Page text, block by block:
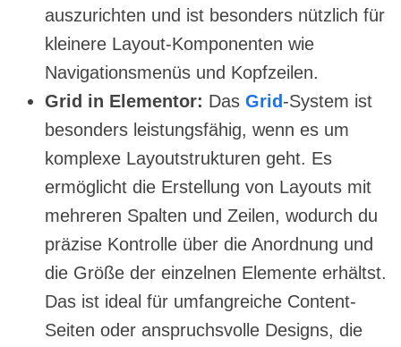
auszurichten und ist besonders nützlich für
kleinere Layout-Komponenten wie
Navigationsmenüs und Kopfzeilen.
Grid in Elementor: Das Grid-System ist
besonders leistungsfähig, wenn es um
komplexe Layoutstrukturen geht. Es
ermöglicht die Erstellung von Layouts mit
mehreren Spalten und Zeilen, wodurch du
präzise Kontrolle über die Anordnung und
die Größe der einzelnen Elemente erhältst.
Das ist ideal für umfangreiche Content-
Seiten oder anspruchsvolle Designs, die